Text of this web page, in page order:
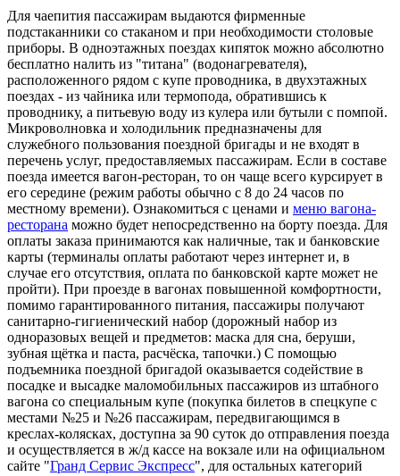
Для чаепития пассажирам выдаются фирменные
подстаканники со стаканом и при необходимости столовые
приборы. В одноэтажных поездах кипяток можно абсолютно
бесплатно налить из "титана" (водонагревателя),
расположенного рядом с купе проводника, в двухэтажных
поездах - из чайника или термопода, обратившись к
проводнику, а питьевую воду из кулера или бутыли с помпой.
Микроволновка и холодильник предназначены для
служебного пользования поездной бригады и не входят в
перечень услуг, предоставляемых пассажирам. Если в составе
поезда имеется вагон-ресторан, то он чаще всего курсирует в
его середине (режим работы обычно с 8 до 24 часов по
местному времени). Ознакомиться с ценами и меню вагона-
ресторана можно будет непосредственно на борту поезда. Для
оплаты заказа принимаются как наличные, так и банковские
карты (терминалы оплаты работают через интернет и, в
случае его отсутствия, оплата по банковской карте может не
пройти). При проезде в вагонах повышенной комфортности,
помимо гарантированного питания, пассажиры получают
санитарно-гигиенический набор (дорожный набор из
одноразовых вещей и предметов: маска для сна, беруши,
зубная щётка и паста, расчёска, тапочки.) C помощью
подъемника поездной бригадой оказывается содействие в
посадке и высадке маломобильных пассажиров из штабного
вагона со специальным купе (покупка билетов в спецкупе с
местами №25 и №26 пассажирам, передвигающимся в
креслах-колясках, доступна за 90 суток до отправления поезда
и осуществляется в ж/д кассе на вокзале или на официальном
сайте "Гранд Сервис Экспресс", для остальных категорий